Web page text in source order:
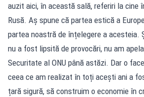
auzit aici, în această sală, referiri la cine
Rusă. Aș spune că partea estică a
partea noastră de înțelegere a acesteia.
nu a fost lipsită de provocări, nu am
Securitate al ONU până astăzi. Dar o
ceea ce am realizat în toți acești ani a
țară sigură, să construim o economie în